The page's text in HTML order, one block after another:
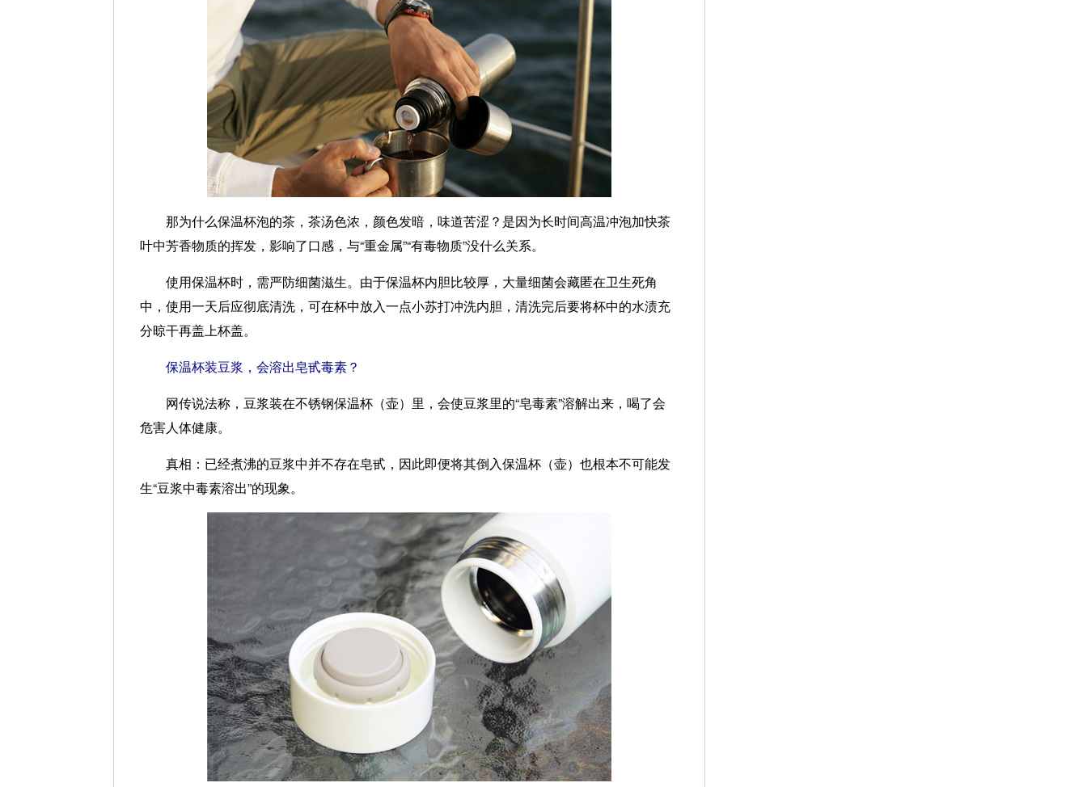
那为什么保温杯泡的茶，茶汤色浓，颜色发暗，味道苦涩？是因为长时间高温冲泡加快茶
叶中芳香物质的挥发，影响了口感，与“重金属”“有毒物质”没什么关系。
使用保温杯时，需严防细菌滋生。由于保温杯内胆比较厚，大量细菌会藏匿在卫生死角
中，使用一天后应彻底清洗，可在杯中放入一点小苏打冲洗内胆，清洗完后要将杯中的水渍充
分晾干再盖上杯盖。
保温杯装豆浆，会溶出皂甙毒素？
网传说法称，豆浆装在不锈钢保温杯（壶）里，会使豆浆里的“皂毒素”溶解出来，喝了会
危害人体健康。
真相： 已经煮沸的豆浆中并不存在皂甙，因此即便将其倒入保温杯（壶）也根本不可能发
生“豆浆中毒素溶出”的现象。